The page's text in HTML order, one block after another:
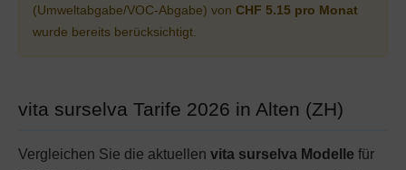
(Umweltabgabe/VOC-Abgabe) von CHF 5.15 pro Monat
wurde bereits berücksichtigt.
vita surselva Tarife 2026 in Alten (ZH)
Vergleichen Sie die aktuellen vita surselva Modelle für